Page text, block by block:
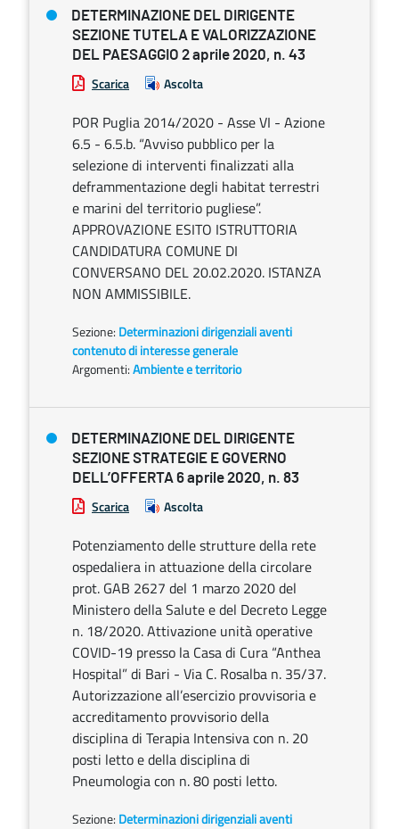
DETERMINAZIONE DEL DIRIGENTE
SEZIONE TUTELA E VALORIZZAZIONE
DEL PAESAGGIO 2 aprile 2020, n. 43
Scarica Ascolta
POR Puglia 2014/2020 - Asse VI - Azione
6.5 - 6.5.b. “Avviso pubblico per la
selezione di interventi finalizzati alla
deframmentazione degli habitat terrestri
e marini del territorio pugliese”.
APPROVAZIONE ESITO ISTRUTTORIA
CANDIDATURA COMUNE DI
CONVERSANO DEL 20.02.2020. ISTANZA
NON AMMISSIBILE.
Sezione: Determinazioni dirigenziali aventi
contenuto di interesse generale
Argomenti:Ambiente e territorio
DETERMINAZIONE DEL DIRIGENTE
SEZIONE STRATEGIE E GOVERNO
DELL’OFFERTA 6 aprile 2020, n. 83
Scarica Ascolta
Potenziamento delle strutture della rete
ospedaliera in attuazione della circolare
prot. GAB 2627 del 1 marzo 2020 del
Ministero della Salute e del Decreto Legge
n. 18/2020. Attivazione unità operative
COVID-19 presso la Casa di Cura “Anthea
Hospital” di Bari - Via C. Rosalba n. 35/37.
Autorizzazione all’esercizio provvisoria e
accreditamento provvisorio della
disciplina di Terapia Intensiva con n. 20
posti letto e della disciplina di
Pneumologia con n. 80 posti letto.
Sezione: Determinazioni dirigenziali aventi